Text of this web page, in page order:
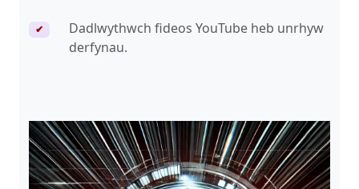
✔
Dadlwythwch fideos YouTube heb unrhyw
derfynau.